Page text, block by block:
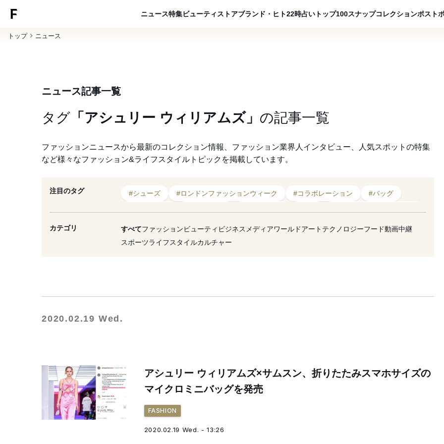
ニュース特集ビューティ ストアブランド・ヒト22時占い トップ100スナップコレクションポスト
トップ ニュース
ニュース記事一覧
タグ 「アシュリー ウィリアムズ」 の記事一覧
ファッションニュースから最新のコレクション情報、ファッション業界人インタビュー、人気スポットの特集
など様々なファッション&ライフスタイルトピックを掲載しています。
注目のタグ #シューズ #ロンドンファッションウィーク #コラボレーション
#バッグ
#サムスン
#2019年発売 #ジミー チュウ
カテゴリ すべてファッションビューティ ビジネス メディアワールドアート テクノロジーフード動画中継
スポーツライフスタイルカルチャー
2020.02.19 Wed.
アシュリー ウィリアムズ×サムスン、折りたたみスマホサイズの
マイクロミニバッグを発売
FASHION
2020.02.19 Wed. - 13:26